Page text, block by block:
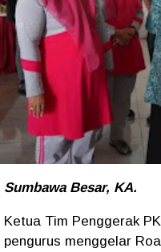
Sumbawa Besar, KA.
Ketua Tim Penggerak
pengurus menggelar